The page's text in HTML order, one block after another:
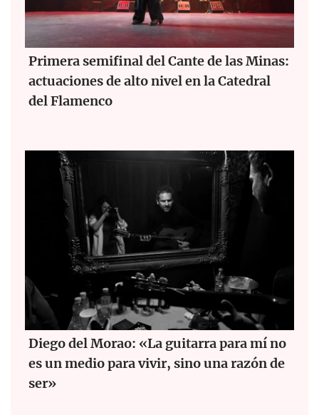
Primera semifinal del Cante de las Minas:
actuaciones de alto nivel en la Catedral
del Flamenco
Diego del Morao: «La guitarra para mí no
es un medio para vivir, sino una razón de
ser»